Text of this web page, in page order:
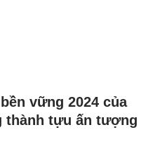
vững 2024 của
thành tựu ấn tượng